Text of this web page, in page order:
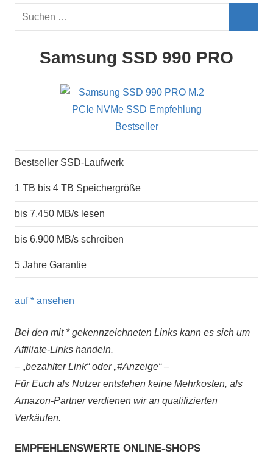
Suchen
Samsung SSD 990 PRO
Bestseller SSD-Laufwerk
1 TB bis 4 TB Speichergröße
bis 7.450 MB/s lesen
bis 6.900 MB/s schreiben
5 Jahre Garantie
auf* ansehen
Bei den mit * gekennzeichneten Links kann es sich um
Affiliate-Links handeln.
– „bezahlter Link“ oder „#Anzeige“ –
Für Euch als Nutzer entstehen keine Mehrkosten, als
Amazon-Partner verdienen wir an qualifizierten
Verkäufen.
EMPFEHLENSWERTE ONLINE-SHOPS